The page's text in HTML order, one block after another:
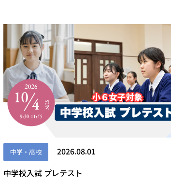
中学・高校
2026.08.01
中学校入試 プレテスト